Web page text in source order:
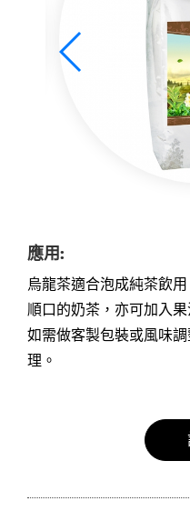
應用:
烏龍茶適合泡成純茶飲
順口的奶茶，亦可加入
如需做客製包裝或風味
理。